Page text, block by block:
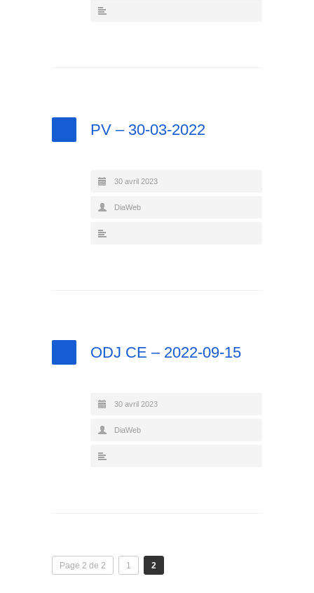
PV – 30-03-2022
30 avril 2023
DiaWeb
ODJ CE – 2022-09-15
30 avril 2023
DiaWeb
Page 2 de 2 1 2